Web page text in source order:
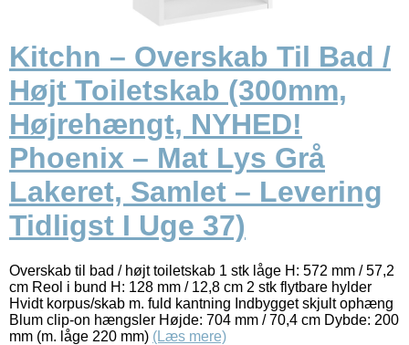
Kitchn – Overskab Til Bad /
Højt Toiletskab (300mm,
Højrehængt, NYHED!
Phoenix – Mat Lys Grå
Lakeret, Samlet – Levering
Tidligst I Uge 37)
Overskab til bad / højt toiletskab 1 stk låge H: 572 mm / 57,2
cm Reol i bund H: 128 mm / 12,8 cm 2 stk flytbare hylder
Hvidt korpus/skab m. fuld kantning Indbygget skjult ophæng
Blum clip-on hængsler Højde: 704 mm / 70,4 cm Dybde: 200
mm (m. låge 220 mm) (Læs mere)